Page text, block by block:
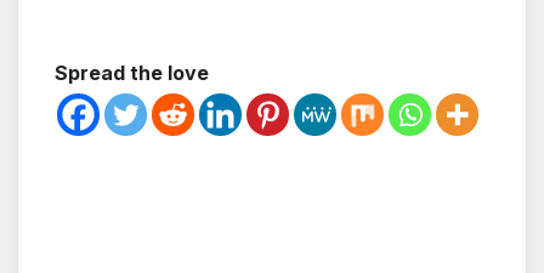
Spread the love